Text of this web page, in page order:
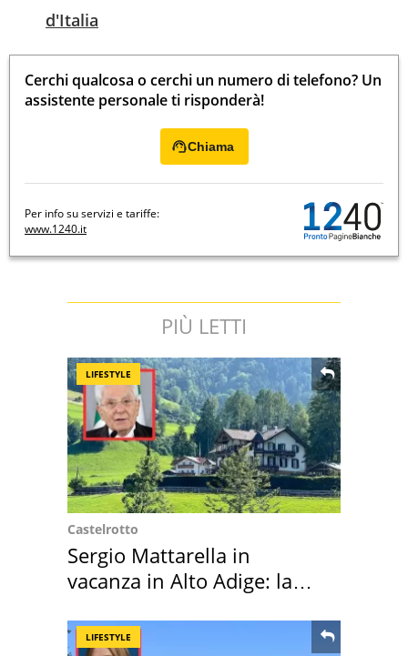
d'Italia
Cerchi qualcosa o cerchi un numero di telefono? Un
assistente personale ti risponderà!
Chiama
Per info su servizi e tariffe:
www.1240.it
PIÙ LETTI
LIFESTYLE
Castelrotto
Sergio Mattarella in
vacanza in Alto Adige: la
LIFESTYLE